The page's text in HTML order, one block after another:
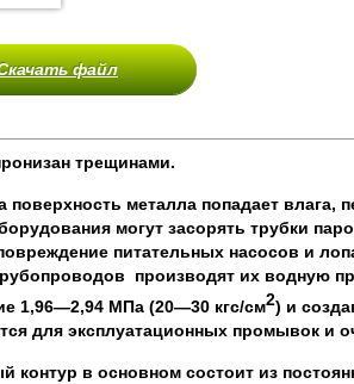
файл
трещинами.
металла попадает влага,
могут засорять трубки
питательных насосов и
производят их водную
1,96—2,94 МПа (20—30 кгс/см2) и
для эксплуатационных промывок и
в основном состоит из